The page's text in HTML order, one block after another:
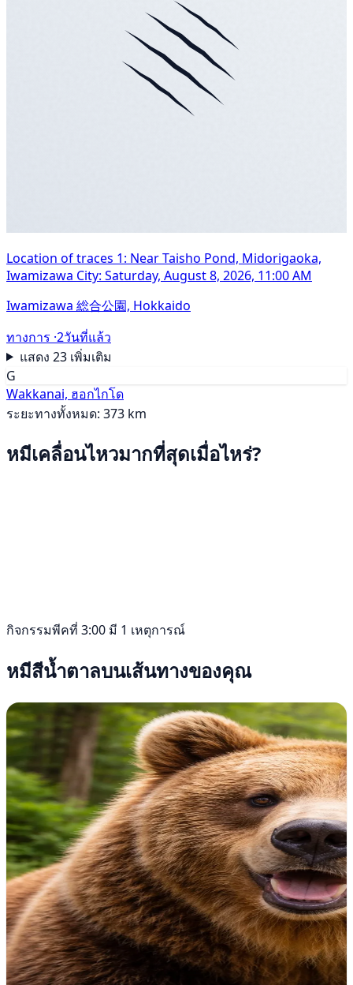
Location of traces 1: Near Taisho Pond, Midorigaoka,
Iwamizawa City: Saturday, August 8, 2026, 11:00 AM
Iwamizawa 総合公園, Hokkaido
ทางการ ·2วันที่แล้ว
แสดง 23 เพิ่มเติม
G
Wakkanai, ฮอกไกโด
ระยะทางทั้งหมด: 373 km
หมีเคลื่อนไหวมากที่สุดเมื่อไหร่?
กิจกรรมพีคที่ 3:00 มี 1 เหตุการณ์
หมีสีน้ำตาลบนเส้นทางของคุณ